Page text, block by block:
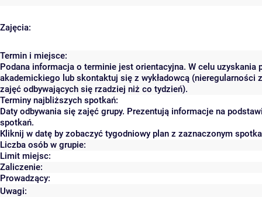
Zajęcia:
Termin i miejsce:
Podana informacja o terminie jest orientacyjna. W celu
akademickiego lub skontaktuj się z wykładowcą (nieregularności
zajęć odbywających się rzadziej niż co tydzień).
Terminy najbliższych spotkań:
Daty odbywania się zajęć grupy. Prezentują informacje na
spotkań.
Kliknij w datę by zobaczyć tygodniowy plan z zaznaczonym
Liczba osób w grupie:
Limit miejsc:
Zaliczenie:
Prowadzący:
Uwagi: